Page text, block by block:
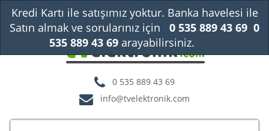
0 535 889 43 69
info@tvelektronik.com
Kredi Kartı ile satışımız yoktur. Banka havelesi ile
Satın almak ve sorularınız için
0 535 889 43 69 0
535 889 43 69arayabilirsiniz.